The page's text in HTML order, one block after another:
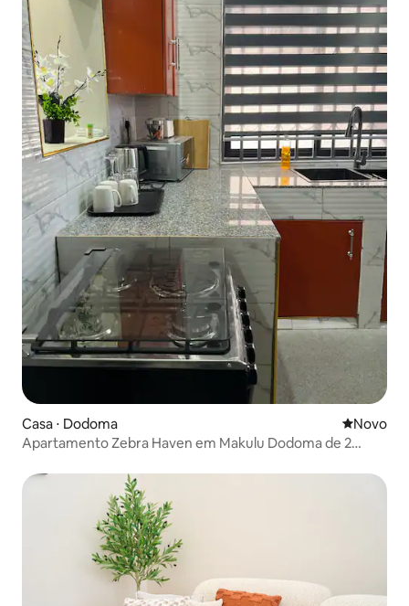
Casa ⋅ Dodoma Novo
Novo
Apartamento Zebra Haven em Makulu Dodoma de 2